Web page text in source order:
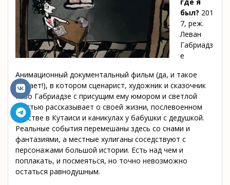
где я
был? 201
7, реж.
Леван
Габриадз
е
Анимационный документальный фильм (да, и такое
бывает!), в котором сценарист, художник и сказочник
Резо Габриадзе с присущим ему юмором и светлой
грустью рассказывает о своей жизни, послевоенном
детстве в Кутаиси и каникулах у бабушки с дедушкой.
Реальные события перемешаны здесь со снами и
фантазиями, а местные хулиганы соседствуют с
персонажами большой истории. Есть над чем и
поплакать, и посмеяться, но точно невозможно
остаться равнодушным.